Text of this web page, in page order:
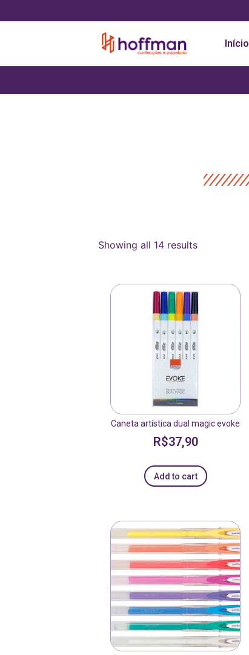
Início
Showing all 14 results
Caneta artística dual magic evoke
R$37,90
Add to cart